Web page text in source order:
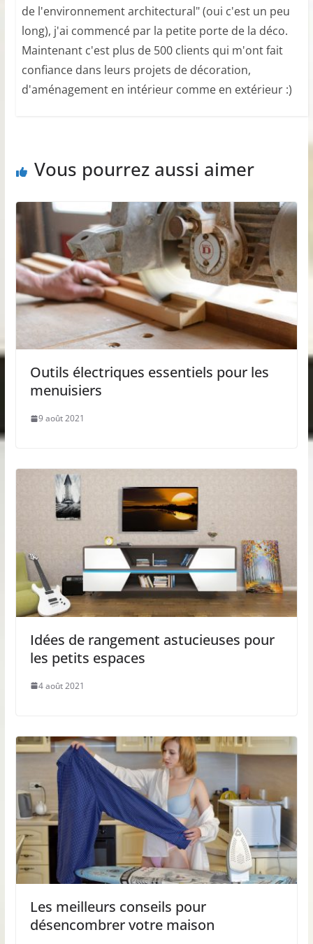
de l'environnement architectural" (oui c'est un peu
long), j'ai commencé par la petite porte de la déco.
Maintenant c'est plus de 500 clients qui m'ont fait
confiance dans leurs projets de décoration,
d'aménagement en intérieur comme en extérieur :)
Vous pourrez aussi aimer
Outils électriques essentiels pour les
menuisiers
9 août 2021
Idées de rangement astucieuses pour
les petits espaces
4 août 2021
Les meilleurs conseils pour
désencombrer votre maison